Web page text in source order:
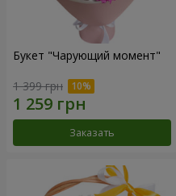
Букет "Чарующий момент"
1 399 грн
Заказать